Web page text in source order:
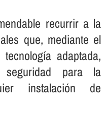
recurrir a la
que, mediante el
adaptada,
para la
instalación de